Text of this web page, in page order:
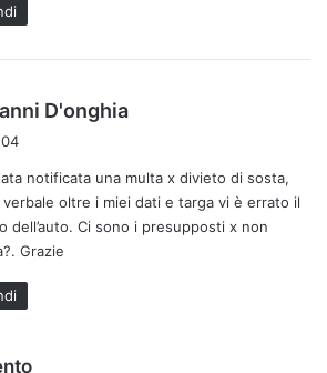
D'onghia
e
t
notificata una multa x divieto di sosta,
verbale oltre i miei dati e targa vi è errato il
dell’auto. Ci sono i presupposti x non
Grazie